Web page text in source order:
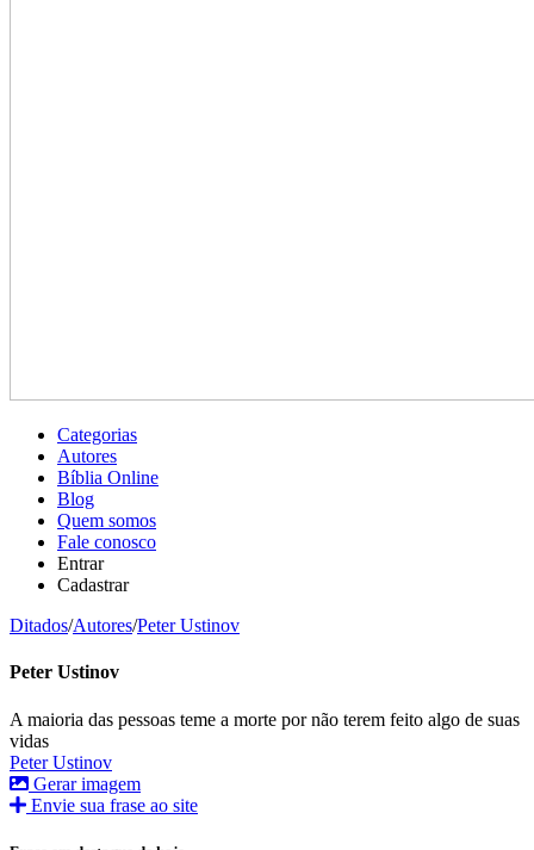
Categorias
Autores
Bíblia Online
Blog
Quem somos
Fale conosco
Entrar
Cadastrar
Ditados/Autores/Peter Ustinov
Peter Ustinov
A maioria das pessoas teme a morte por não terem feito algo de suas
vidas
Peter Ustinov
Gerar imagem
Envie sua frase ao site